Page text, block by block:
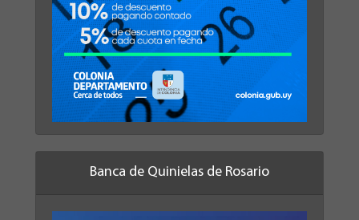
Banca de Quinielas de Rosario